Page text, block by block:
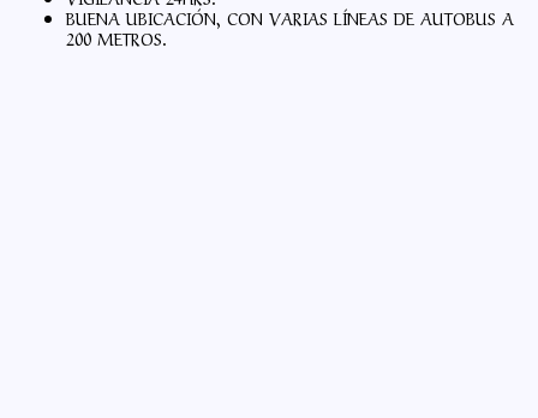
BUENA UBICACIÓN, CON VARIAS LÍNEAS DE AUTOBUS A
200 METROS.